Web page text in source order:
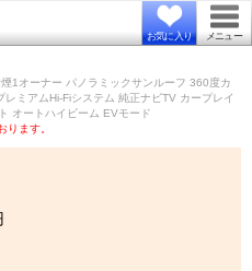
お気に入り メニュー
1オーナー パノラミックサンルーフ 360度カ
ミアムHi-Fiシステム 純正ナビTV カープレイ
オートハイビーム EVモード
ります。